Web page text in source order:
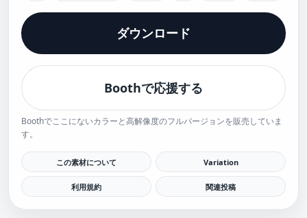
ダウンロード
Boothで応援する
Boothでここにないカラーと高解像度のフルバージョンを販売していま
す。
この素材について Variation
利用規約 関連投稿